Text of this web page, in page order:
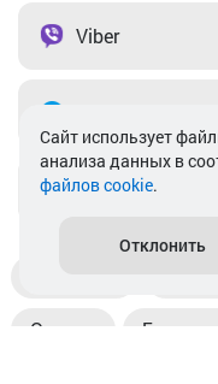
Viber
Оплата
Cайт использует
анализа данных в
файлов cookie.
Отклонить